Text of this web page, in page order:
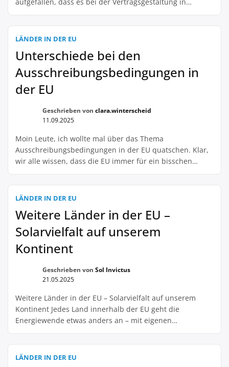
abgeschlossen und es gibt mehr Bürokratie. In
unkomplizierter, aber auch die […]
LÄNDER IN DER EU
Unterschiede bei den
Ausschreibungsbedingungen in
der EU
Geschrieben von clara.winterscheid
11.09.2025
Moin Leute, ich wollte mal über das Thema
Ausschreibungsbedingungen in der EU quatschen. Klar,
wir alle wissen, dass die EU immer für ein bisschen
oder? Ich meine, was soll das? Wir wollen doch alle nur
LÄNDER IN DER EU
Weitere Länder in der EU –
Solarvielfalt auf unserem
Kontinent
Geschrieben von Sol Invictus
21.05.2025
Weitere Länder in der EU – Solarvielfalt auf unserem
Kontinent Jedes Land innerhalb der EU geht die
Energiewende etwas anders an – mit eigenen
habt ihr im Blick – z. B. Spanien, Frankreich, Italien,
LÄNDER IN DER EU